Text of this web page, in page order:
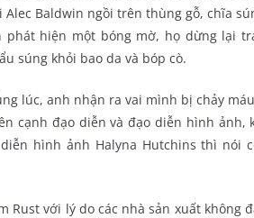
Baldwin ngồi trên thùng gỗ, chĩa
hiện một bóng mờ, họ dừng lại
súng khỏi bao da và bóp cò.
lúc, anh nhận ra vai mình bị chảy
cạnh đạo diễn và đạo diễn hình ảnh,
hình ảnh Halyna Hutchins thì nói
với lý do các nhà sản xuất không